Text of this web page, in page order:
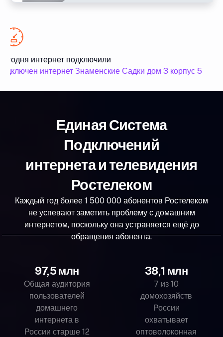
интернет подключили
интернет Знаменские Садки дом 3 корпус 5
Единая Система
Подключений
интернета и телевидения
Ростелеком
Каждый год более 1 500 000 абонентов Ростелеком
не успевают заметить проблему с домашним
интернетом, поскольку она устраняется ещё до
обращения абонента.
97,5 млн
Общая аудитория
пользователей
домашнего
интернета в
России старше 12
38,1 млн
7 из 10
домохозяйств
России
охватывает
оптоволоконная